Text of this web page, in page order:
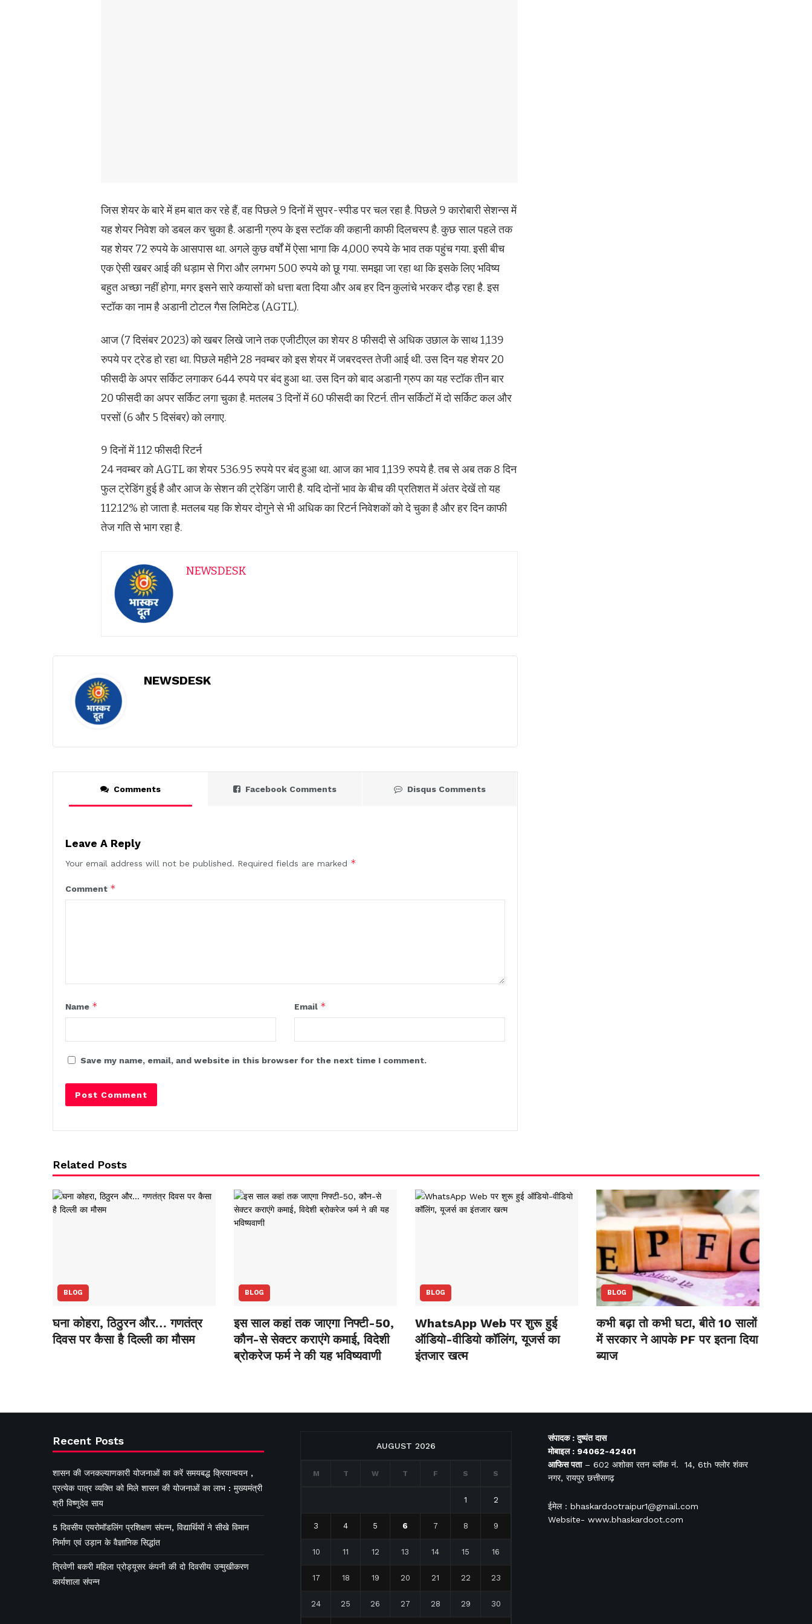
जिस शेयर के बारे में हम बात कर रहे हैं, वह पिछले 9 दिनों में सुपर-स्पीड पर चल रहा है. पिछले 9 कारोबारी सेशन्स में
यह शेयर निवेश को डबल कर चुका है. अडानी ग्रुप के इस स्टॉक की कहानी काफी दिलचस्प है. कुछ साल पहले तक
यह शेयर 72 रुपये के आसपास था. अगले कुछ वर्षों में ऐसा भागा कि 4,000 रुपये के भाव तक पहुंच गया. इसी बीच
एक ऐसी खबर आई की धड़ाम से गिरा और लगभग 500 रुपये को छू गया. समझा जा रहा था कि इसके लिए भविष्य
बहुत अच्छा नहीं होगा, मगर इसने सारे कयासों को धत्ता बता दिया और अब हर दिन कुलांचे भरकर दौड़ रहा है. इस
स्टॉक का नाम है अडानी टोटल गैस लिमिटेड (AGTL).
आज (7 दिसंबर 2023) को खबर लिखे जाने तक एजीटीएल का शेयर 8 फीसदी से अधिक उछाल के साथ 1,139
रुपये पर ट्रेड हो रहा था. पिछले महीने 28 नवम्बर को इस शेयर में जबरदस्त तेजी आई थी. उस दिन यह शेयर 20
फीसदी के अपर सर्किट लगाकर 644 रुपये पर बंद हुआ था. उस दिन को बाद अडानी ग्रुप का यह स्टॉक तीन बार
20 फीसदी का अपर सर्किट लगा चुका है. मतलब 3 दिनों में 60 फीसदी का रिटर्न. तीन सर्किटों में दो सर्किट कल और
परसों (6 और 5 दिसंबर) को लगाए.
9 दिनों में 112 फीसदी रिटर्न
24 नवम्बर को AGTL का शेयर 536.95 रुपये पर बंद हुआ था. आज का भाव 1,139 रुपये है. तब से अब तक 8 दिन
फुल ट्रेडिंग हुई है और आज के सेशन की ट्रेडिंग जारी है. यदि दोनों भाव के बीच की प्रतिशत में अंतर देखें तो यह
112.12% हो जाता है. मतलब यह कि शेयर दोगुने से भी अधिक का रिटर्न निवेशकों को दे चुका है और हर दिन काफी
तेज गति से भाग रहा है.
NEWSDESK
NEWSDESK
Comments Facebook Comments Disqus Comments
Leave A Reply
Your email address will not be published. Required fields are marked *
Comment *
Name * Email *
Save my name, email, and website in this browser for the next time I comment.
Related Posts
BLOG
घना कोहरा, ठिठुरन और… गणतंत्र
दिवस पर कैसा है दिल्ली का मौसम
BLOG
इस साल कहां तक जाएगा निफ्टी-50,
कौन-से सेक्‍टर कराएंगे कमाई, विदेशी
ब्रोकरेज फर्म ने की यह भविष्‍यवाणी
BLOG
WhatsApp Web पर शुरू हुई
ऑडियो-वीडियो कॉलिंग, यूजर्स का
इंतजार खत्म
BLOG
कभी बढ़ा तो कभी घटा, बीते 10 सालों
में सरकार ने आपके PF पर इतना दिया
ब्याज
Recent Posts
शासन की जनकल्याणकारी योजनाओं का करें समयबद्ध क्रियान्वयन ,
प्रत्येक पात्र व्यक्ति को मिले शासन की योजनाओं का लाभ : मुख्यमंत्री
श्री विष्णुदेव साय
5 दिवसीय एयरोमॉडलिंग प्रशिक्षण संपन्न, विद्यार्थियों ने सीखे विमान
निर्माण एवं उड़ान के वैज्ञानिक सिद्धांत
त्रिवेणी बकरी महिला प्रोड्यूसर कंपनी की दो दिवसीय उन्मुखीकरण
कार्यशाला संपन्न
AUGUST 2026
M T W T F S S
1 2
3 4 5 6 7 8 9
10 11 12 13 14 15 16
17 18 19 20 21 22 23
24 25 26 27 28 29 30
संपादक : दुष्यंत दास
मोबाइल : 94062-42401
आफिसपता– 602 अशोका रतन ब्लॉक नं. 14, 6th फ्लोर शंकर
नगर, रायपुर छत्तीसगढ़
ईमेल : bhaskardootraipur1@gmail.com
Website- www.bhaskardoot.com